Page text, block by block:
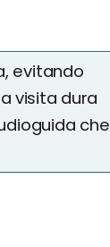
evitando
visita dura
che